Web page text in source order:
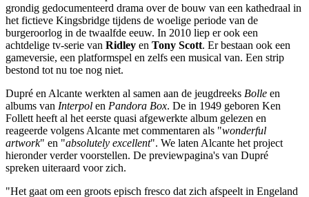
grondig gedocumenteerd drama over de bouw van een kathedraal in
het fictieve Kingsbridge tijdens de woelige periode van de
burgeroorlog in de twaalfde eeuw. In 2010 liep er ook een
achtdelige tv-serie van Ridley en Tony Scott. Er bestaan ook een
gameversie, een platformspel en zelfs een musical van. Een strip
bestond tot nu toe nog niet.
Dupré en Alcante werkten al samen aan de jeugdreeks Bolle en
albums van Interpol en Pandora Box. De in 1949 geboren Ken
Follett heeft al het eerste quasi afgewerkte album gelezen en
reageerde volgens Alcante met commentaren als "wonderful
artwork" en "absolutely excellent". We laten Alcante het project
hieronder verder voorstellen. De previewpagina's van Dupré
spreken uiteraard voor zich.
"Het gaat om een groots episch fresco dat zich afspeelt in Engeland